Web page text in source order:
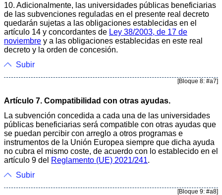
10. Adicionalmente, las universidades públicas beneficiarias
de las subvenciones reguladas en el presente real decreto
quedarán sujetas a las obligaciones establecidas en el
artículo 14 y concordantes de Ley 38/2003, de 17 de
noviembre y a las obligaciones establecidas en este real
decreto y la orden de concesión.
Subir
[Bloque 8: #a7]
Artículo 7. Compatibilidad con otras ayudas.
La subvención concedida a cada una de las universidades
públicas beneficiarias será compatible con otras ayudas que
se puedan percibir con arreglo a otros programas e
instrumentos de la Unión Europea siempre que dicha ayuda
no cubra el mismo coste, de acuerdo con lo establecido en el
artículo 9 del Reglamento (UE) 2021/241.
Subir
[Bloque 9: #a8]